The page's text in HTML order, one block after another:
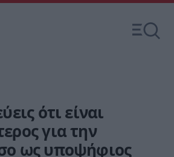
ότι είναι
για την
ως υποψήφιος